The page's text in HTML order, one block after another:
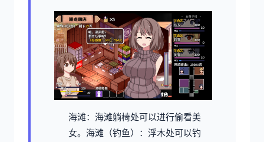
海滩：海滩躺椅处可以进行偷看美
女。 海滩（钓鱼）：浮木处可以钓